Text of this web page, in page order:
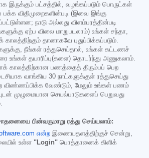
இருக்கும் பட்சத்தில், வழங்கப்படும் பொருட்கள்
பக்க விதிமுறைகளின்படி (இவை இங்கு
நாடு அல்லது விளம்பரத்தின்படி
ஏற்ப விலை மாறுபடலாம்) உங்கள் சந்தா,
தானாகவே புதுப்பிக்கப்படும்.
நீங்கள் ரத்துசெய்தால், உங்கள் கட்டணச்
உங்கள் தயாரிப்பு(களை) தொடர்ந்து அணுகலாம்.
காலத்திற்கான பணத்தைத் திரும்பப் பெற
வாங்கிய 30 நாட்களுக்குள் ரத்துசெய்து
விண்ணப்பிக்க வேண்டும், மேலும் உங்கள் பணம்
முழுமையான செயல்பாடுகளைப் பெறுவது
பின்வருமாறு ரத்து செய்யலாம்:
என்ற இணையதளத்திற்குச் சென்று,
உள்ள "Login" பொத்தானைக் கிளிக்